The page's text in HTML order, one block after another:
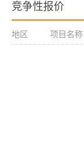
竞争性报价
地区 项目名称